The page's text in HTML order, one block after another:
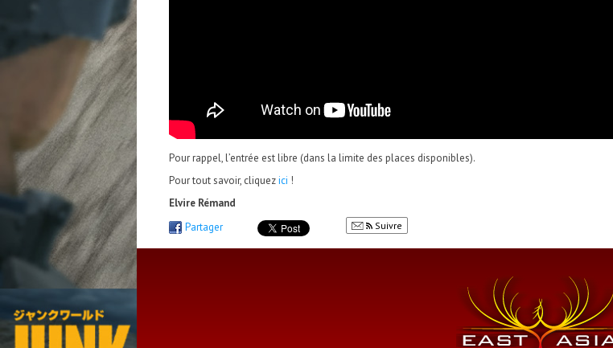
Pour rappel, l’entrée est libre (dans la limite des places disponibles).
Pour tout savoir, cliquezici !
Elvire Rémand
Partager
Suivre